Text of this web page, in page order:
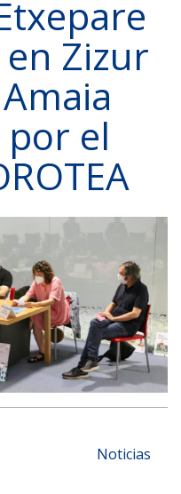
Zizur
por el
Noticias